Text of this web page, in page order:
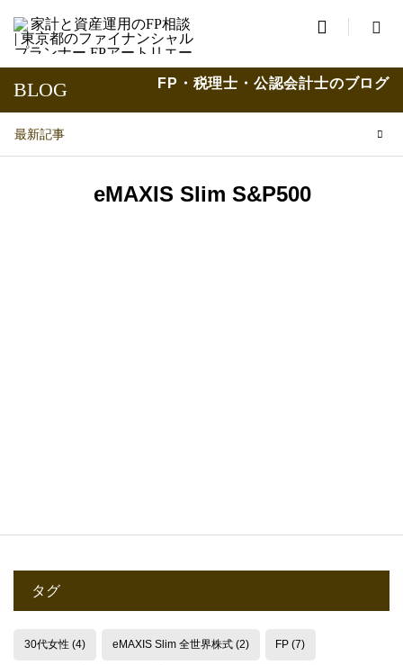

BLOG FP・税理士・公認会計士のブログ
最新記事
eMAXIS Slim S&P500
タグ
30代女性(4) eMAXIS Slim 全世界株式(2) FP (7)